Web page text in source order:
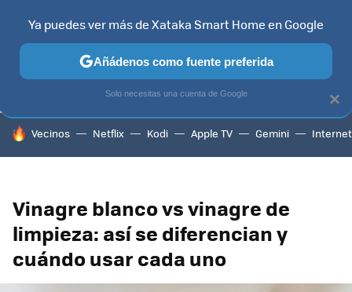
TELEVISORES CONTENIDOS SMART TV SELECCIÓN
HOY SE HABLA DE
Vecinos Netflix Kodi Apple TV Gemini Internet
Vinagre blanco vs vinagre de
limpieza: así se diferencian y
cuándo usar cada uno
×
Ya puedes ver más de Xataka Smart Home en Google
Añádenos como fuente preferida
Solo necesitas una cuenta de Google